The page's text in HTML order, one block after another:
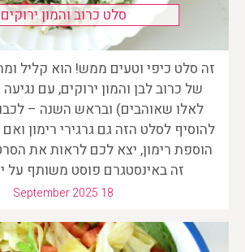
סלט כרוב והמון ירוקים
זה סלט כיפי וטעים ממש! הוא קליל
של כרוב לבן והמון ירוקים, עם
לאלו שאוהבים) ובראש השנה –
להוסיף לסלט הזה גם גרגירי רימון
הוספת רימון, יצא לכם לראות את
זה באינסטגרם ‏‎פוסט משותף על ידי ‏‎☆ T […]
September 2025 18